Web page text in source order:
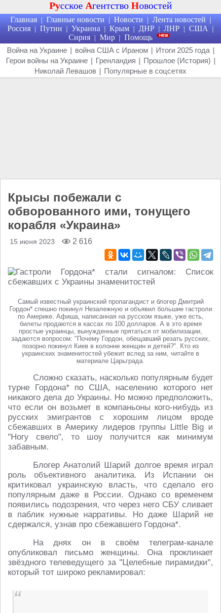
Русское Агентство Новостей
Главная | Главные новости | Новости | Лента новостей |
Россия | Путин | Украина | Крым | ДНР | ЛНР | США |
Сирия | Мир | Помощь
Война на Украине | война США с Ираном | Итоги 2025 года |
Герои войны на Украине | Гренландия | Прошлое (История) |
Николай Левашов | Популярные в соцсетях
Крысы побежали с
обворованного ими, тонущего
корабля «Украина»
15 июня 2023 2 616
Самый известный украинский пропагандист и блогер Дмитрий
Гордон* спешно покинул Незалежную и объявил большие гастроли
по Америке. Афиша, написанная на русском языке, уже есть,
билеты продаются в кассах по 100 долларов. А в это время
простые украинцы, вынужденные прятаться от мобилизации,
задаются вопросом: "Почему Гордон, обещавший резать русских,
позорно покинул Киев в колонне женщин и детей?". Кто из
украинских знаменитостей убежит вслед за ним, читайте в
материале Царьграда.
Сложно сказать, насколько популярным будет
турне Гордона* по США, населению которого нет
никакого дела до Украины. Но можно предположить,
что если он возьмет в компаньоны кого-нибудь из
русских эмигрантов с хорошим лицом вроде
сбежавших в Америку лидеров группы Little Big и
"Ногу свело", то шоу получится как минимум
забавным.
Блогер Анатолий Шарий долгое время играл
роль объективного аналитика. Из Испании он
критиковал украинскую власть, что сделало его
популярным даже в России. Однако со временем
появились подозрения, что через него СБУ сливает
в паблик нужные нарративы. Но даже Шарий не
сдержался, узнав про сбежавшего Гордона*.
На днях он в своём телеграм-канале
опубликовал письмо женщины. Она проклинает
звёздного телеведущего за "Целебные пирамидки",
который тот широко рекламировал: